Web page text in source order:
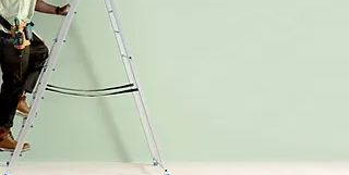
3'lü eşleştirme oyunu. Günlük
tasarım zorluklarında
dekorasyon becerilerinizi
geliştirin ve gerçek, üst düzey
mobilya ve dekor markalarına
erişimle görsel olarak çarpıcı
üç boyutlu alanlar tasarlayın.